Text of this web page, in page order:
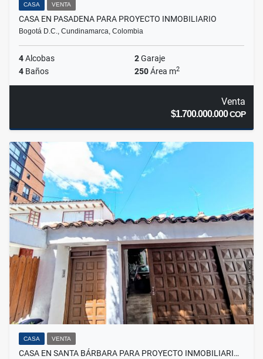
CASA VENTA
CASA EN PASADENA PARA PROYECTO INMOBILIARIO
Bogotá D.C., Cundinamarca, Colombia
4Alcobas 2Garaje
4 Baños 250Área m2
Venta
$1.700.000.000COP
CASA VENTA
CASA EN SANTA BÁRBARA PARA PROYECTO INMOBILIARI…